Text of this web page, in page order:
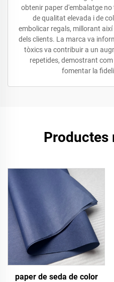
obtenir paper d'embalatge
de qualitat elevada i de
embolicar regals, millorant
dels clients. La marca va
tòxics va contribuir a un
repetides, demostrant
fomentar la
Productes
paper de seda de color